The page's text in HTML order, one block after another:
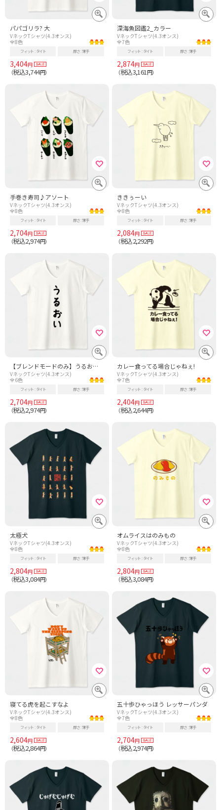
パパゴリラ? 大
VネックTシャツ(4.3オンス)
全8色
フィット タイト 厚さ 薄手
3,404円
（税込3,744円）
深海魚図鑑2_カラー
VネックTシャツ(4.3オンス)
全7色
フィット タイト 厚さ 薄手
2,874円
（税込3,161円）
手巻き寿司♪アソート
VネックTシャツ(4.3オンス)
全8色
フィット タイト 厚さ 薄手
2,704円
（税込2,974円）
ききぅーい
VネックTシャツ(4.3オンス)
全8色
フィット タイト 厚さ 薄手
2,084円
（税込2,292円）
【ブレンドモードのみ】うるおい♪文字♪縦書き♪260302
VネックTシャツ(4.3オンス)
全6色
フィット タイト 厚さ 薄手
2,704円
（税込2,974円）
カレー食ってる場合じゃねぇ!
VネックTシャツ(4.3オンス)
全7色
フィット タイト 厚さ 薄手
2,404円
（税込2,644円）
太極犬
VネックTシャツ(4.3オンス)
全8色
フィット タイト 厚さ 薄手
2,804円
（税込3,084円）
オムライスはのみもの
VネックTシャツ(4.3オンス)
全8色
フィット タイト 厚さ 薄手
2,804円
（税込3,084円）
寝てる虎を起こすなよ
VネックTシャツ(4.3オンス)
全8色
フィット タイト 厚さ 薄手
2,604円
（税込2,864円）
五十歩ひゃっほう レッサーパンダ
VネックTシャツ(4.3オンス)
全7色
フィット タイト 厚さ 薄手
2,704円
（税込2,974円）